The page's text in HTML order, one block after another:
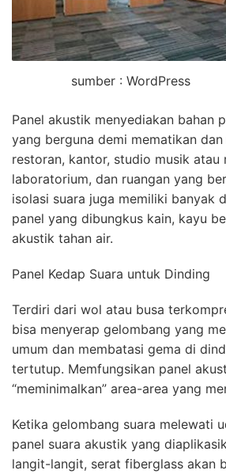
sumber : WordPress
Panel akustik menyediakan bahan
yang berguna demi mematikan
restoran, kantor, studio musik atau
laboratorium, dan ruangan yang
isolasi suara juga memiliki banyak
panel yang dibungkus kain, kayu
akustik tahan air.
Panel Kedap Suara untuk Dinding
Terdiri dari wol atau busa
bisa menyerap gelombang yang
umum dan membatasi gema di
tertutup. Memfungsikan panel
“meminimalkan” area-area yang
Ketika gelombang suara melewati
panel suara akustik yang
langit-langit, serat fiberglass akan